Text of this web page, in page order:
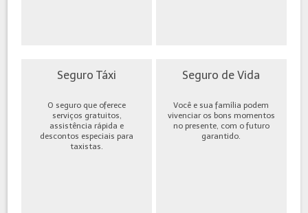
Seguro Táxi
O seguro que oferece
serviços gratuitos,
assistência rápida e
descontos especiais para
taxistas.
Seguro de Vida
Você e sua família podem
vivenciar os bons momentos
no presente, com o futuro
garantido.